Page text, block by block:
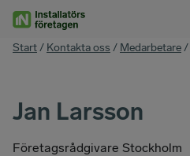
You
Start/ Kontakta oss / Medarbetare/
Jan Larsson
Företagsrådgivare Stockholm